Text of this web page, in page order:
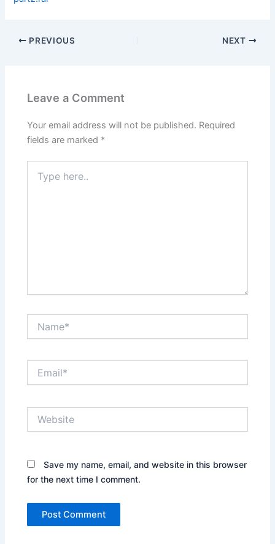
PREVIOUS NEXT
Leave a Comment
Your email address will not be published. Required
fields are marked *
here..
Save my name, email, and website in this browser
for the next time I comment.